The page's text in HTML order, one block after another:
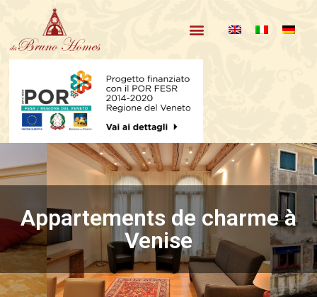
Appartements de charme à
Venise